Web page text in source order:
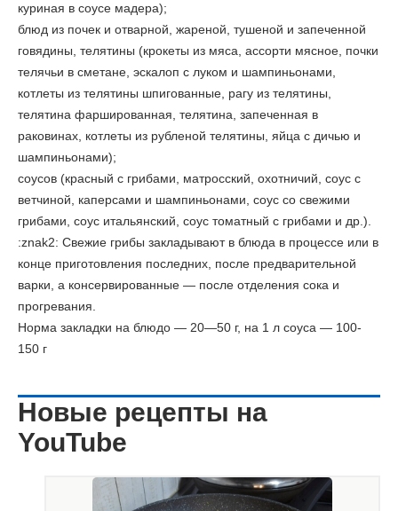
куриная в соусе мадера);
блюд из почек и отварной, жареной, тушеной и запеченной
говядины, телятины (крокеты из мяса, ассорти мясное, почки
телячьи в сметане, эскалоп с луком и шампиньонами,
котлеты из телятины шпигованные, рагу из телятины,
телятина фаршированная, телятина, запеченная в
раковинах, котлеты из рубленой телятины, яйца с дичью и
шампиньонами);
соусов (красный с грибами, матросский, охотничий, соус с
ветчиной, каперсами и шампиньонами, соус со свежими
грибами, соус итальянский, соус томатный с грибами и др.).
:znak2: Свежие грибы закладывают в блюда в процессе или в
конце приготовления последних, после предварительной
варки, а консервированные — после отделения сока и
прогревания.
Норма закладки на блюдо — 20—50 г, на 1 л соуса — 100-
150 г
Новые рецепты на
YouTube